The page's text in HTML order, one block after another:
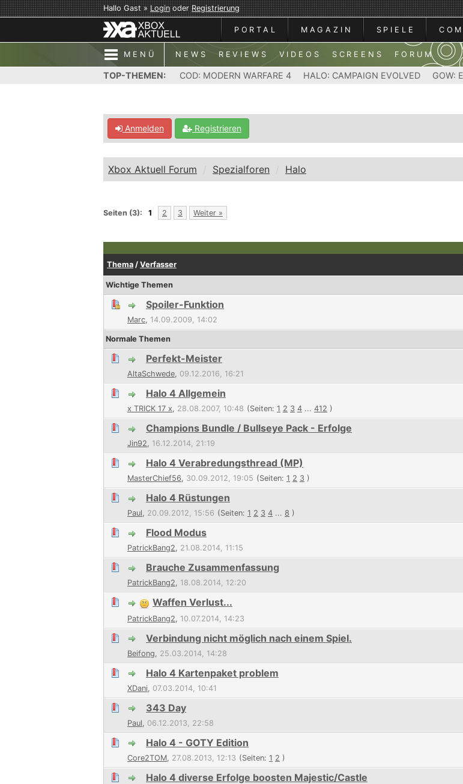
Hallo Gast »LoginoderRegistrierung
PORTAL MAGAZIN SPIELE
MENÜ NEWS REVIEWS VIDEOS SCREENS FORUM
TOP-THEMEN: COD: MODERN WARFARE 4 HALO: CAMPAIGN EVOLVED GOW:
Anmelden Registrieren
Xbox Aktuell Forum Spezialforen Halo
Seiten (3): 1 2 3 Weiter »
Thema / Verfasser
Wichtige Themen
Spoiler-Funktion
Marc, 14.09.2009, 14:02
Normale Themen
Perfekt-Meister
AltaSchwede, 09.12.2016, 16:21
Halo 4 Allgemein
x TRICK 17 x, 28.08.2007, 10:48 (Seiten: 1 2 3 4 ... 412 )
Champions Bundle / Bullseye Pack - Erfolge
Jin92, 16.12.2014, 21:19
Halo 4 Verabredungsthread (MP)
MasterChief56, 30.09.2012, 19:05 (Seiten: 1 2 3 )
Halo 4 Rüstungen
Paul, 20.09.2012, 15:56 (Seiten: 1 2 3 4 ... 8 )
Flood Modus
PatrickBang2, 21.08.2014, 11:15
Brauche Zusammenfassung
PatrickBang2, 18.08.2014, 12:20
Waffen Verlust...
PatrickBang2, 10.07.2014, 14:23
Verbindung nicht möglich nach einem Spiel.
Beifong 25.03.2014, 14:28
Halo 4 Kartenpaket problem
XDani, 07.03.2014, 10:41
343 Day
Paul 06.12.2013, 22:58
Halo 4 - GOTY Edition
Core2TOM, 27.08.2013, 12:13 (Seiten: 1 2 )
Halo 4 diverse Erfolge boosten Majestic/Castle